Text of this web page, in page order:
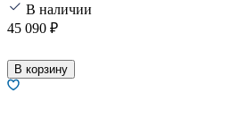
В наличии
45 090 ₽
В корзину